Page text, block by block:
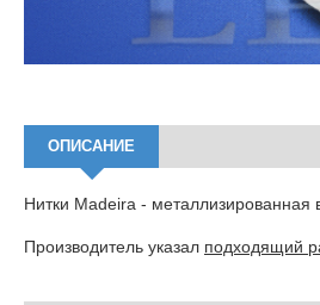
ОПИСАНИЕ
Нитки Madeira -
Производитель указал подходящий